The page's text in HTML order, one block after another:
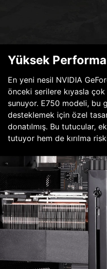
Yüksek
En yeni nesil NVIDIA
önceki serilere kıyasla
sunuyor. E750 modeli, bu
desteklemek için özel
donatılmış. Bu tutucular,
tutuyor hem de kırılma